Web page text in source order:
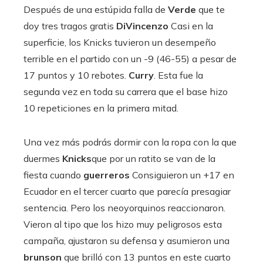
Después de una estúpida falla de Verde que te
doy tres tragos gratis DiVincenzo Casi en la
superficie, los Knicks tuvieron un desempeño
terrible en el partido con un -9 (46-55) a pesar de
17 puntos y 10 rebotes. Curry. Esta fue la
segunda vez en toda su carrera que el base hizo
10 repeticiones en la primera mitad.
Una vez más podrás dormir con la ropa con la que
duermes Knicksque por un ratito se van de la
fiesta cuando guerreros Consiguieron un +17 en
Ecuador en el tercer cuarto que parecía presagiar
sentencia. Pero los neoyorquinos reaccionaron.
Vieron al tipo que los hizo muy peligrosos esta
campaña, ajustaron su defensa y asumieron una
brunson que brilló con 13 puntos en este cuarto